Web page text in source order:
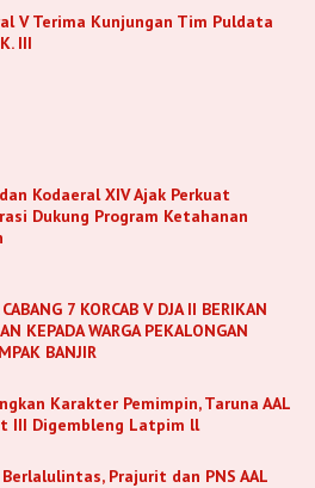
V Terima Kunjungan Tim Puldata
III
Kodaeral XIV Ajak Perkuat
Dukung Program Ketahanan
7 KORCAB V DJA II BERIKAN
KEPADA WARGA PEKALONGAN
BANJIR
Karakter Pemimpin, Taruna AAL
III Digembleng Latpim ll
Prajurit dan PNS AAL